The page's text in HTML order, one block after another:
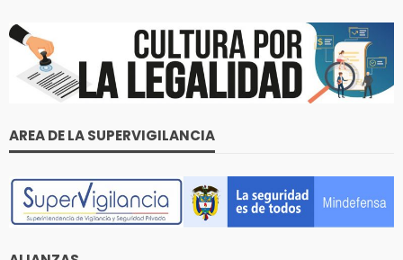
AREA DE LA SUPERVIGILANCIA